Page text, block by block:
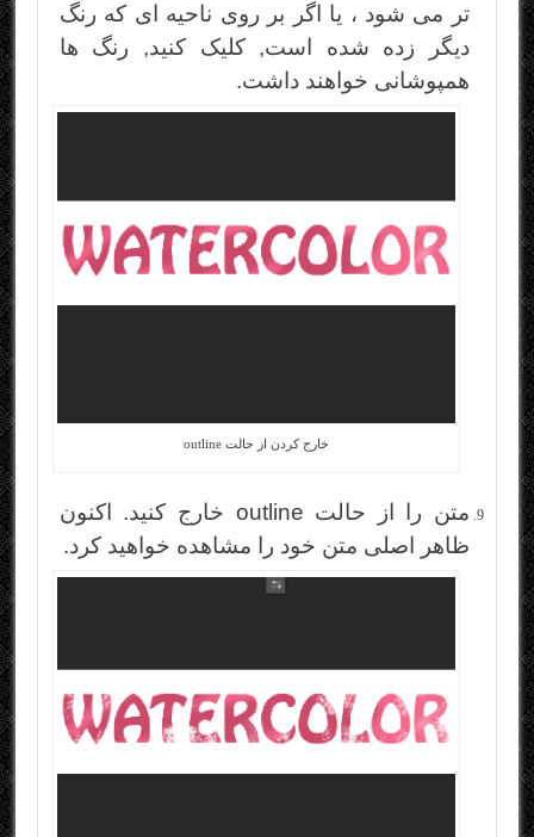
تر می شود ، یا اگر بر روی ناحیه ای که رنگ
دیگر زده شده است, کلیک کنید, رنگ ها
همپوشانی خواهند داشت.
خارج کردن از حالت outline
متن را از حالت outline خارج کنید. اکنون
ظاهر اصلی متن خود را مشاهده خواهید کرد.